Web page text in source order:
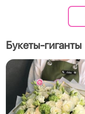
Букеты-гиганты